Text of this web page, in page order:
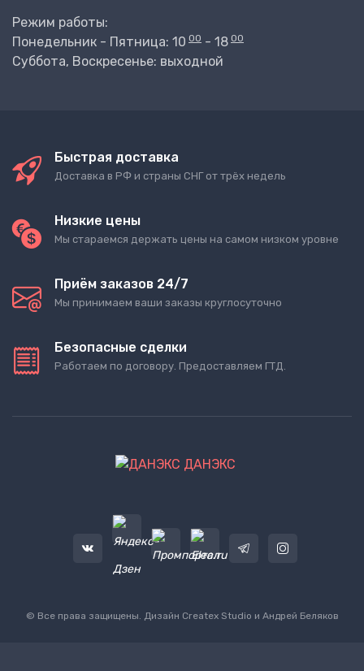
Режим работы:
Понедельник - Пятница: 10 00 - 18 00
Суббота, Воскресенье: выходной
Быстрая доставка
Доставка в РФ и страны СНГ от трёх недель
Низкие цены
Мы стараемся держать цены на самом низком уровне
Приём заказов 24/7
Мы принимаем ваши заказы круглосуточно
Безопасные сделки
Работаем по договору. Предоставляем ГТД.
ДАНЭКС
© Все права защищены. Дизайн Createx Studio и Андрей Беляков